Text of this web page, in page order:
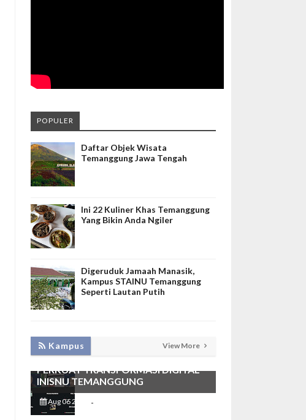
POPULER
Daftar Objek Wisata
Temanggung Jawa Tengah
Ini 22 Kuliner Khas Temanggung
Yang Bikin Anda Ngiler
Digeruduk Jamaah Manasik,
Kampus STAINU Temanggung
Seperti Lautan Putih
Kampus View More
KEMBANGKAN SIM LAYANAN,
HADIRKAN TIM SEVIMA UNTUK
PERKUAT TRANSFORMASI DIGITAL
INISNU TEMANGGUNG
Aug 06 2026 -